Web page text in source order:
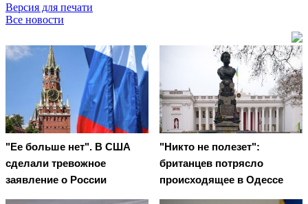
Версия для печати
Все новости
"Ее больше нет". В США
сделали тревожное
заявление о России
"Никто не полезет":
британцев потрясло
происходящее в Одессе